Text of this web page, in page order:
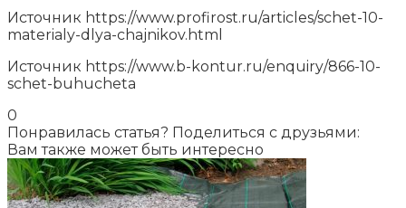
Источник https://www.profirost.ru/articles/schet-10-
materialy-dlya-chajnikov.html
Источник https://www.b-kontur.ru/enquiry/866-10-
schet-buhucheta
0
Понравилась статья? Поделиться с друзьями:
Вам также может быть интересно